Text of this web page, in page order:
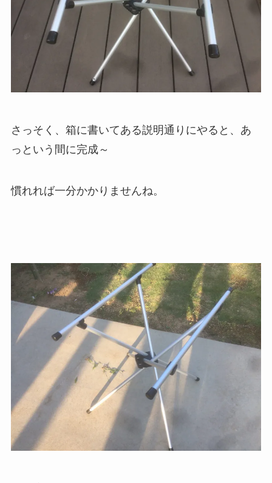
さっそく、箱に書いてある説明通りにやると、あ
っという間に完成～
慣れれば一分かかりませんね。